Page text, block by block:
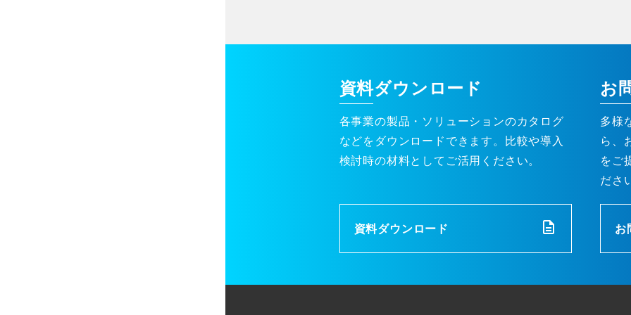
資料ダウンロード
各事業の製品・ソリューションのカタログ
などをダウンロードできます。比較や導入
検討時の材料としてご活用ください。
資料ダウンロード
お
多様
ら、
をご
ださ
お